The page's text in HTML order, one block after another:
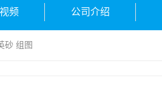
频 公司介绍
砂 组图